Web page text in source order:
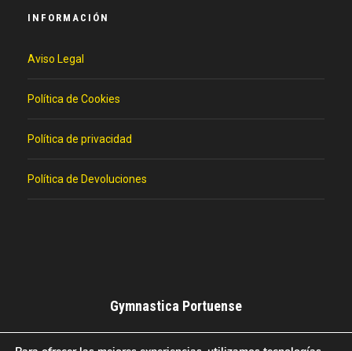
INFORMACIÓN
Aviso Legal
Política de Cookies
Política de privacidad
Política de Devoluciones
Gymnastica Portuense